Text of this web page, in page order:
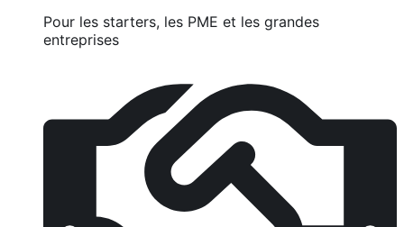
Pour les starters, les PME et les grandes
entreprises